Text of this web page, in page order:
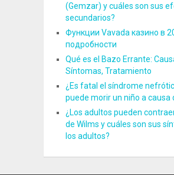
(Gemzar) y cuáles son sus
secundarios?
Функции Vavada казино в
подробности
Qué es el Bazo Errante:
Síntomas, Tratamiento
¿Es fatal el síndrome
puede morir un niño a causa
¿Los adultos pueden
de Wilms y cuáles son sus
los adultos?